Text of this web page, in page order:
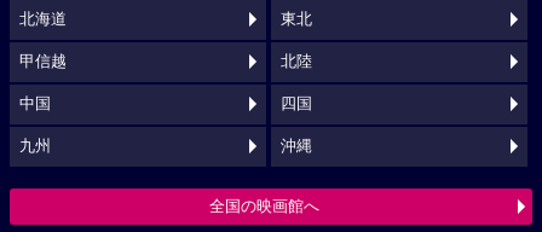
北海道 東北
甲信越 北陸
中国 四国
九州 沖縄
全国の映画館へ